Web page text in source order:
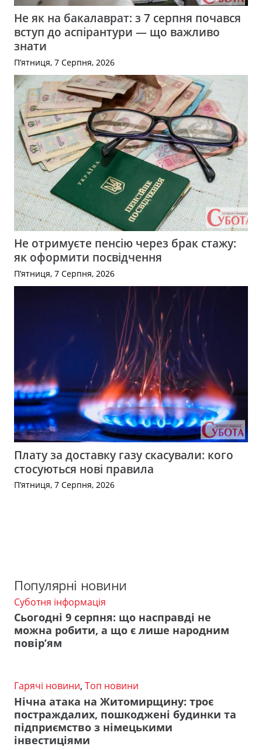
Не як на бакалаврат: з 7 серпня почався
вступ до аспірантури — що важливо
знати
П’ятниця, 7 Серпня, 2026
Не отримуєте пенсію через брак стажу:
як оформити посвідчення
П’ятниця, 7 Серпня, 2026
Плату за доставку газу скасували: кого
стосуються нові правила
П’ятниця, 7 Серпня, 2026
Популярні новини
Суботня інформація
Сьогодні 9 серпня: що насправді не
можна робити, а що є лише народним
повір’ям
Гарячі новини, Топ новини
Нічна атака на Житомирщину: троє
постраждалих, пошкоджені будинки та
підприємство з німецькими
інвестиціями